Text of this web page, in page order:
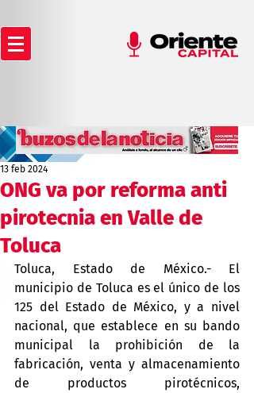
ONG va por reforma anti
pirotecnia en Valle de
Toluca
13 feb 2024
Toluca, Estado de México.- El
municipio de Toluca es el único de los
125 del Estado de México, y a nivel
nacional, que establece en su bando
municipal la prohibición de la
fabricación, venta y almacenamiento
de productos pirotécnicos,